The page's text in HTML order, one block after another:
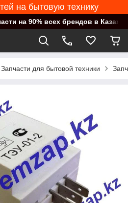
на бытовую технику
на 90% всех брендов в
Запчасти для бытовой техники